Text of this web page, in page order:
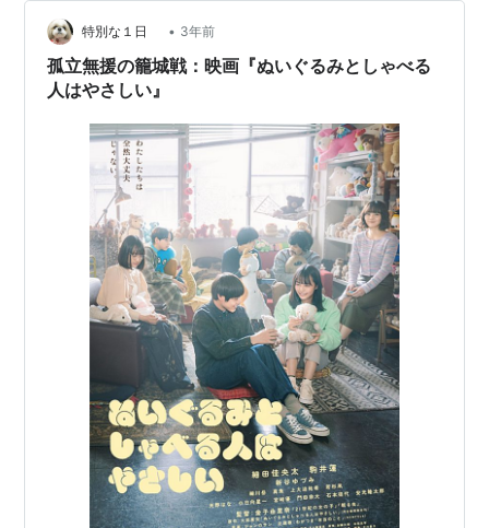
った女子大生の麦戸と心を通わせる。そんな2人と、彼ら
を取り巻く人びとの姿を通して、新しい時代の優し…
特別な１日 • 3年前
孤立無援の籠城戦：映画『ぬいぐるみとしゃべる
人はやさしい』